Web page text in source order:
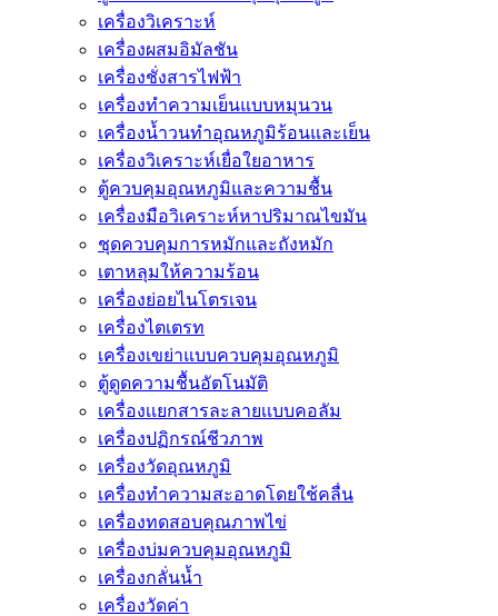
เครื่องวิเคราะห์
เครื่องผสมอิมัลชัน
เครื่องชั่งสารไฟฟ้า
เครื่องทำความเย็นแบบหมุนวน
เครื่องน้ำวนทำอุณหภูมิร้อนและเย็น
เครื่องวิเคราะห์เยื่อใยอาหาร
ตู้ควบคุมอุณหภูมิและความชื้น
เครื่องมือวิเคราะห์หาปริมาณไขมัน
ชุดควบคุมการหมักและถังหมัก
เตาหลุมให้ความร้อน
เครื่องย่อยไนโตรเจน
เครื่องไตเตรท
เครื่องเขย่าแบบควบคุมอุณหภูมิ
ตู้ดูดความชื้นอัตโนมัติ
เครื่องเเยกสารละลายเเบบคอลัม
เครื่องปฏิกรณ์ชีวภาพ
เครื่องวัดอุณหภูมิ
เครื่องทำความสะอาดโดยใช้คลื่น
เครื่องทดสอบคุณภาพไข่
เครื่องบ่มควบคุมอุณหภูมิ
เครื่องกลั่นน้ำ
เครื่องวัดค่า